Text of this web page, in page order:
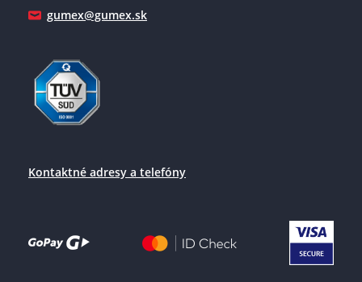
gumex@gumex.sk
Kontaktné adresy a telefóny